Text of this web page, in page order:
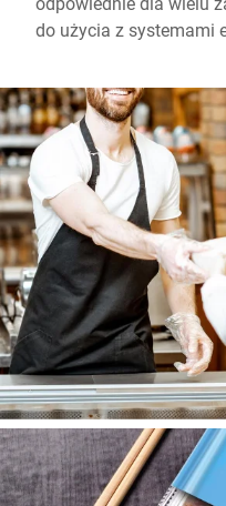
do użycia z systemami